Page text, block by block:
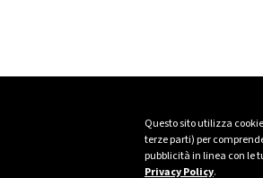
Questo sito utilizza
terze parti) per
pubblicità in linea con le
Privacy Policy.